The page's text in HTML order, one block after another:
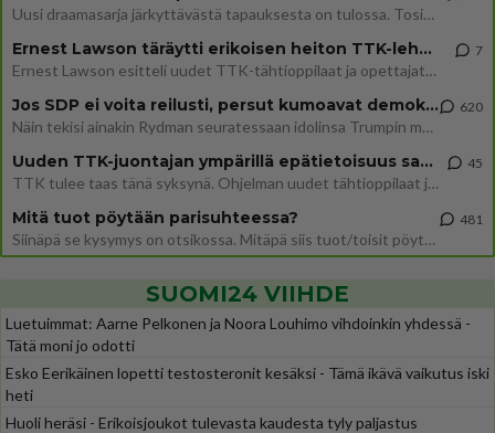
Uusi draamasarja järkyttävästä tapauksesta on tulossa. Tositapahtumiin perustuva sarja ammentaa vuoden 1986 Mikkelin pan
Ernest Lawson täräytti erikoisen heiton TTK-lehdistötilaisuudessa: " Onko tässä tarkoituksena...?"
Ernest Lawson esitteli uudet TTK-tähtioppilaat ja opettajat torstaina 6.8. lehdistölle. Tulevalla kaudella on yksi hausk
7
Jos SDP ei voita reilusti, persut kumoavat demokratian Suomesta
Näin tekisi ainakin Rydman seuratessaan idolinsa Trumpin mallia https://www.is.fi/politiikka/art-2000012187244.html
620
Uuden TTK-juontajan ympärillä epätietoisuus sakenee - Nyt MTV hämmentää soppaa
TTK tulee taas tänä syksynä. Ohjelman uudet tähtioppilaat julkistetaan torstaina 6. elokuuta klo 14 alkavassa lehdistö
45
Mitä tuot pöytään parisuhteessa?
Siinäpä se kysymys on otsikossa. Mitäpä siis tuot/toisit pöytään parisuhteessa? Oletko mies vai nainen? Koetko sen mitä
481
SUOMI24 VIIHDE
Luetuimmat: Aarne Pelkonen ja Noora Louhimo vihdoinkin yhdessä -
Tätä moni jo odotti
Esko Eerikäinen lopetti testosteronit kesäksi - Tämä ikävä vaikutus iski
heti
Huoli heräsi - Erikoisjoukot tulevasta kaudesta tyly paljastus